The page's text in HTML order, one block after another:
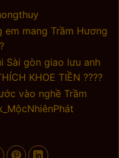
em mang Trầm Hương
Sài gòn giao lưu anh
KHOE TIỀN ????
vào nghề Trầm